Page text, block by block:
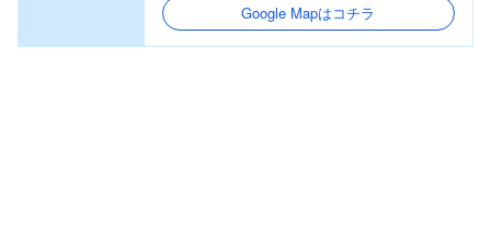
Google Mapはコチラ